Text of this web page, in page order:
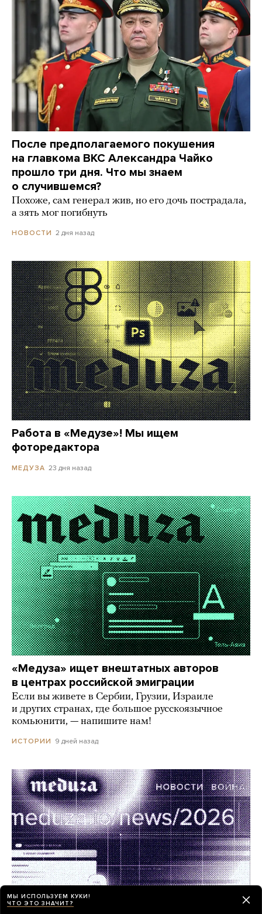
После предполагаемого покушения
на главкома ВКС Александра Чайко
прошло три дня. Что мы знаем
о случившемся?
Похоже, сам генерал жив, но его дочь пострадала,
а зять мог погибнуть
НОВОСТИ 2 дня назад
Работа в «Медузе»! Мы ищем
фоторедактора
МЕДУЗА 23 дня назад
«Медуза» ищет внештатных авторов
в центрах российской эмиграции
Если вы живете в Сербии, Грузии, Израиле
и других странах, где большое русскоязычное
комьюнити, — напишите нам!
ИСТОРИИ 9 дней назад
МЫ ИСПОЛЬЗУЕМ КУКИ!
ЧТО ЭТО ЗНАЧИТ?